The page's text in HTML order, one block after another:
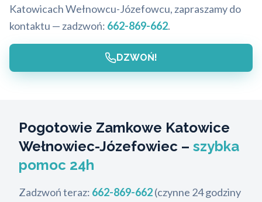
Katowicach Wełnowcu-Józefowcu, zapraszamy do
kontaktu — zadzwoń: 662-869-662.
DZWOŃ!
Pogotowie Zamkowe Katowice
Wełnowiec-Józefowiec – szybka
pomoc 24h
Zadzwoń teraz: 662-869-662(czynne 24 godziny